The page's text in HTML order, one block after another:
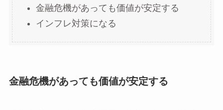
金融危機があっても価値が安定する
インフレ対策になる
金融危機があっても価値が安定する